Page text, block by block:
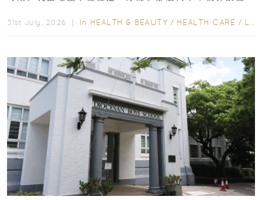
31st July, 2026 ｜ In HEALTH & BEAUTY / HEALTH CARE / LIFESTYLE